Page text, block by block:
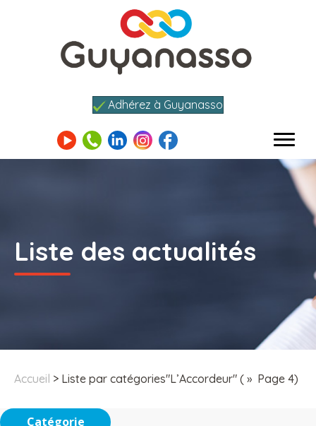
Adhérez à Guyanasso
Liste des actualités
Accueil > Liste par catégories"L’Accordeur" ( » Page 4)
Catégorie